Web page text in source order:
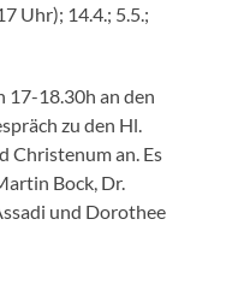
Uhr); 14.4.; 5.5.;
17-18.30h an den
zu den Hl.
Christenum an. Es
Bock, Dr.
und Dorothee